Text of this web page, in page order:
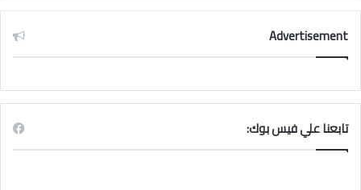
Advertisement
تابعنا علي فيس بوك: